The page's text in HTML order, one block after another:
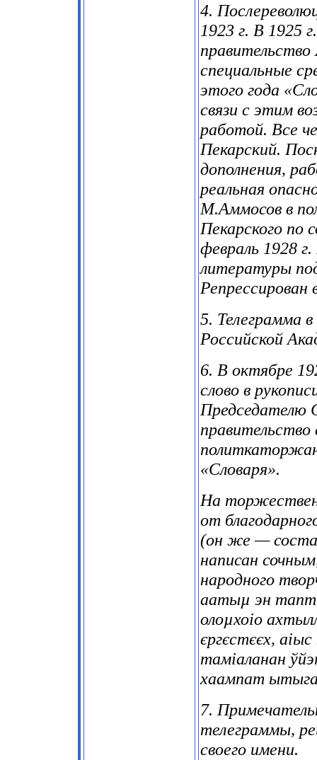
4.
1923 г. В 1925
правительство
специальные
этого года
связи с этим
работой. Все
Пекарский.
дополнения,
реальная
М.Аммосов в
Пекарского по
февраль 1928
литературы
Репрессирован
5. Телеграмма
Российской
6. В октябре
слово в
«Словаря».
На
от
(он же —
написан
народного
аатыµ эн
олоµхоіо
єргєстєєх,
таміаланан
хаампат
7.
телеграммы,
своего имени.